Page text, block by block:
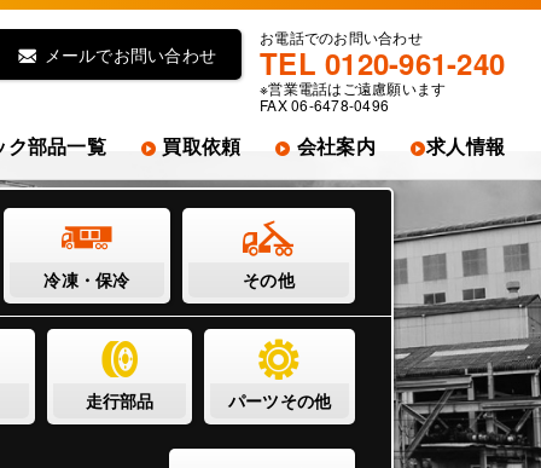
お電話でのお問い合わせ
TEL 0120-961-240
※営業電話はご遠慮願います
FAX 06-6478-0496
メールでお問い合わせ
部品一覧 買取依頼 会社案内 求人情報
冷凍・保冷 その他
走行部品 パーツその他